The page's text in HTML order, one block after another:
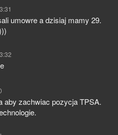
umowre a dzisiaj mamy 29.
aby zachwiac pozycja TPSA.